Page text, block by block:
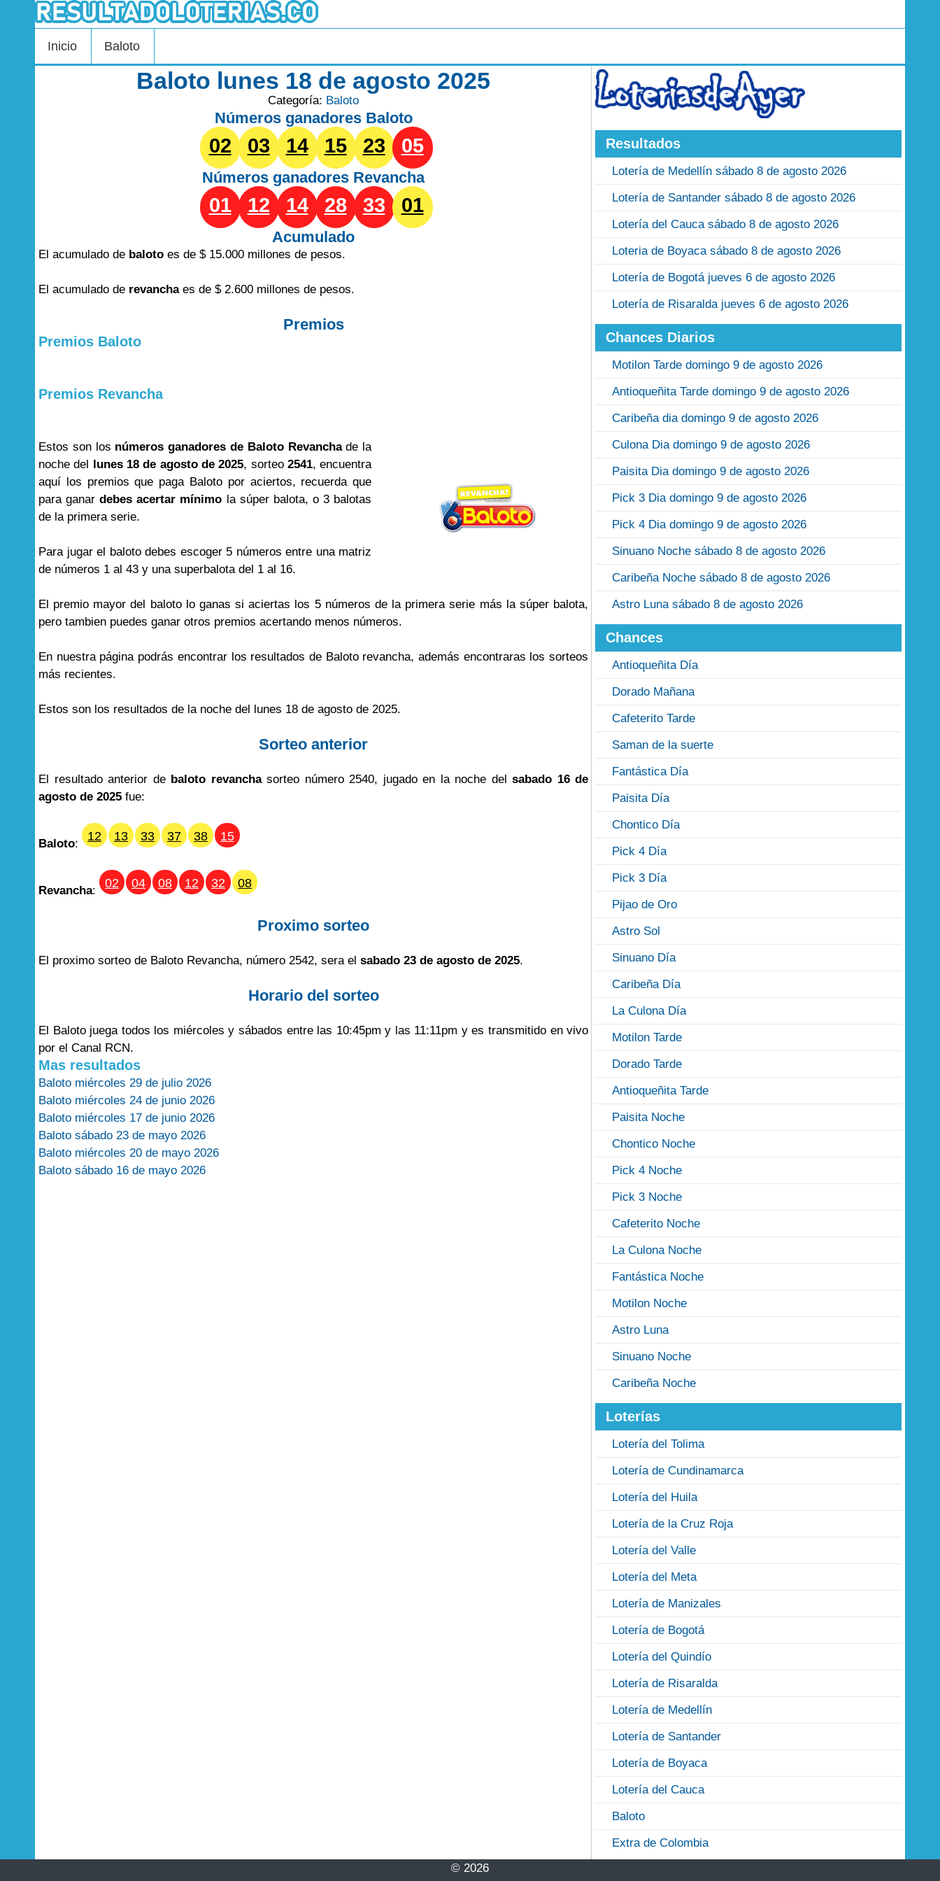
Inicio Baloto
Baloto lunes 18 de agosto 2025
Categoría: Baloto
Números ganadores Baloto
02 03 14 15 23 05
Números ganadores Revancha
01 12 14 28 33 01
Acumulado
El acumulado de baloto es de $ 15.000 millones de pesos.
El acumulado de revanchaes de $ 2.600 millones de pesos.
Premios
Premios Baloto
Premios Revancha
Estos son los números ganadores de Baloto Revanchade la
noche del lunes 18 de agosto de 2025, sorteo 2541, encuentra
aquí los premios que paga Baloto por aciertos, recuerda que
para ganardebes acertar mínimo la súper balota, o 3 balotas
de la primera serie.
Para jugar el baloto debes escoger 5 números entre una matriz
de números 1 al 43 y una superbalota del 1 al 16.
El premio mayor del baloto lo ganas si aciertas los 5 números de la primera serie más la súper balota,
pero tambien puedes ganar otros premios acertando menos números.
En nuestra página podrás encontrar los resultados de Baloto revancha, además encontraras los sorteos
más recientes.
Estos son los resultados de la noche del lunes 18 de agosto de 2025.
Sorteo anterior
El resultado anterior de baloto revanchasorteo número 2540, jugado en la noche delsabado 16 de
agosto de 2025 fue:
Baloto:
12 13 33 37 38 15
Revancha:
02 04 08 12 32 08
Proximo sorteo
El proximo sorteo de Baloto Revancha, número 2542, sera el sabado 23 de agosto de 2025.
Horario del sorteo
El Baloto juega todos los miércoles y sábados entre las 10:45pm y las 11:11pm y es transmitido en vivo
por el Canal RCN.
Mas resultados
Baloto miércoles 29 de julio 2026
Baloto miércoles 24 de junio 2026
Baloto miércoles 17 de junio 2026
Baloto sábado 23 de mayo 2026
Baloto miércoles 20 de mayo 2026
Baloto sábado 16 de mayo 2026
Resultados
Lotería de Medellín sábado 8 de agosto 2026
Lotería de Santander sábado 8 de agosto 2026
Lotería del Cauca sábado 8 de agosto 2026
Loteria de Boyaca sábado 8 de agosto 2026
Lotería de Bogotá jueves 6 de agosto 2026
Lotería de Risaralda jueves 6 de agosto 2026
Chances Diarios
Motilon Tarde domingo 9 de agosto 2026
Antioqueñita Tarde domingo 9 de agosto 2026
Caribeña dia domingo 9 de agosto 2026
Culona Dia domingo 9 de agosto 2026
Paisita Dia domingo 9 de agosto 2026
Pick 3 Dia domingo 9 de agosto 2026
Pick 4 Dia domingo 9 de agosto 2026
Sinuano Noche sábado 8 de agosto 2026
Caribeña Noche sábado 8 de agosto 2026
Astro Luna sábado 8 de agosto 2026
Chances
Antioqueñita Día
Dorado Mañana
Cafeterito Tarde
Saman de la suerte
Fantástica Día
Paisita Día
Chontico Día
Pick 4 Día
Pick 3 Día
Pijao de Oro
Astro Sol
Sinuano Día
Caribeña Día
La Culona Día
Motilon Tarde
Dorado Tarde
Antioqueñita Tarde
Paisita Noche
Chontico Noche
Pick 4 Noche
Pick 3 Noche
Cafeterito Noche
La Culona Noche
Fantástica Noche
Motilon Noche
Astro Luna
Sinuano Noche
Caribeña Noche
Loterías
Lotería del Tolima
Lotería de Cundinamarca
Lotería del Huila
Lotería de la Cruz Roja
Lotería del Valle
Lotería del Meta
Lotería de Manizales
Lotería de Bogotá
Lotería del Quindío
Lotería de Risaralda
Lotería de Medellín
Lotería de Santander
Lotería de Boyaca
Lotería del Cauca
Baloto
Extra de Colombia
© 2026